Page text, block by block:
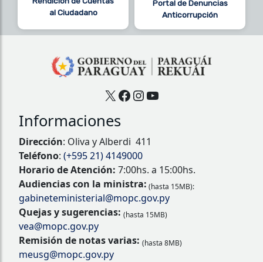
al Ciudadano
Portal de Denuncias
Anticorrupción
X Facebook
Instagram
YouTube
Informaciones
Dirección: Oliva y Alberdi 411
Teléfono: (+595 21) 4149000
Horario de Atención: 7:00hs. a 15:00hs.
Audiencias con la ministra: (hasta 15MB):
gabineteministerial@mopc.gov.py
Quejas y sugerencias: (hasta 15MB)
vea@mopc.gov.py
Remisión de notas varias: (hasta 8MB)
meusg@mopc.gov.py